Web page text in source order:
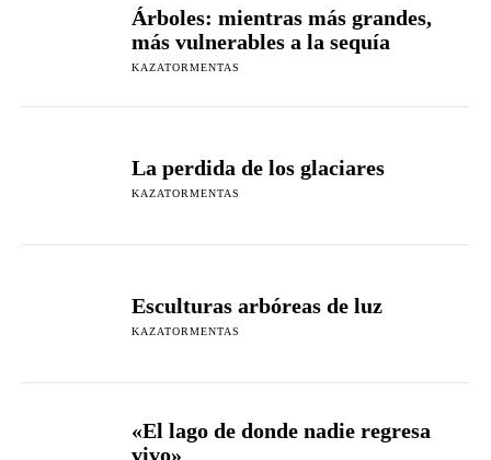
Árboles: mientras más grandes,
más vulnerables a la sequía
KAZATORMENTAS
La perdida de los glaciares
KAZATORMENTAS
Esculturas arbóreas de luz
KAZATORMENTAS
«El lago de donde nadie regresa
vivo»